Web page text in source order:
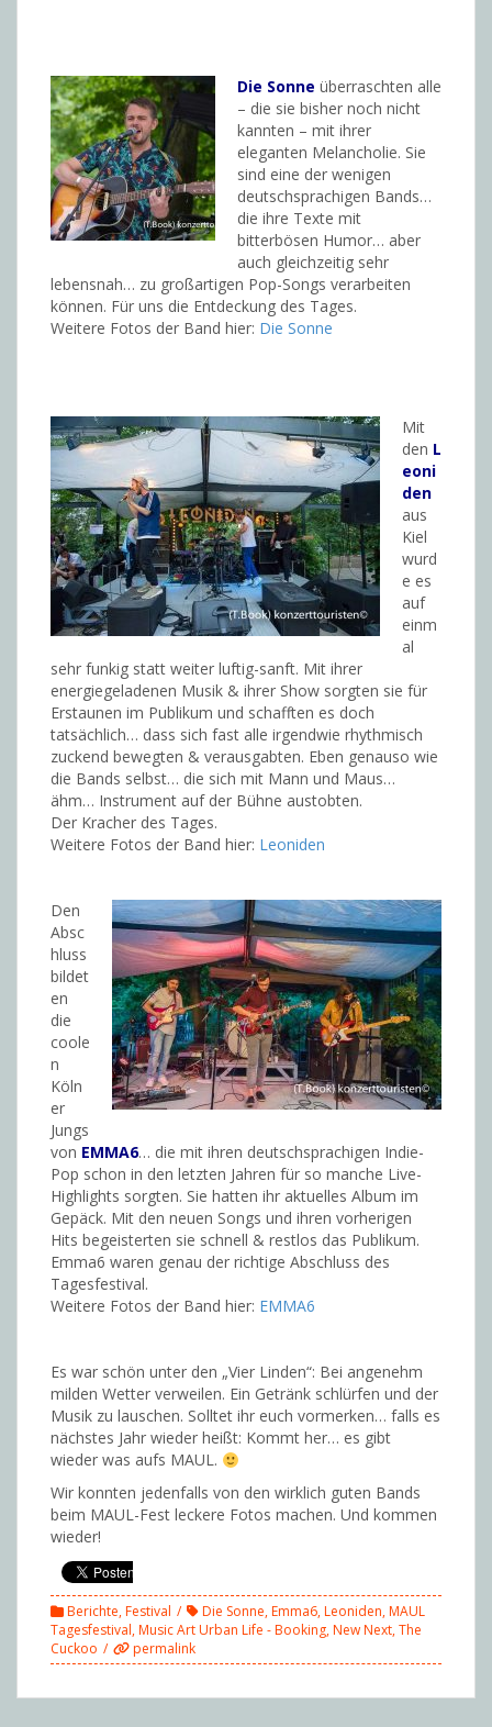
Die Sonne überraschten alle
– die sie bisher noch nicht
kannten – mit ihrer
eleganten Melancholie. Sie
sind eine der wenigen
deutschsprachigen Bands…
die ihre Texte mit
bitterbösen Humor… aber
auch gleichzeitig sehr
lebensnah… zu großartigen Pop-Songs verarbeiten
können. Für uns die Entdeckung des Tages.
Weitere Fotos der Band hier: Die Sonne
Mit
den L
eoni
den
aus
Kiel
wurd
e es
auf
einm
al
sehr funkig statt weiter luftig-sanft. Mit ihrer
energiegeladenen Musik & ihrer Show sorgten sie für
Erstaunen im Publikum und schafften es doch
tatsächlich… dass sich fast alle irgendwie rhythmisch
zuckend bewegten & verausgabten. Eben genauso wie
die Bands selbst… die sich mit Mann und Maus…
ähm… Instrument auf der Bühne austobten.
Der Kracher des Tages.
Weitere Fotos der Band hier: Leoniden
Den
Absc
hluss
bildet
en
die
coole
n
Köln
er
Jungs
von EMMA6… die mit ihren deutschsprachigen Indie-
Pop schon in den letzten Jahren für so manche Live-
Highlights sorgten. Sie hatten ihr aktuelles Album im
Gepäck. Mit den neuen Songs und ihren vorherigen
Hits begeisterten sie schnell & restlos das Publikum.
Emma6 waren genau der richtige Abschluss des
Tagesfestival.
Weitere Fotos der Band hier: EMMA6
Es war schön unter den „Vier Linden“: Bei angenehm
milden Wetter verweilen. Ein Getränk schlürfen und der
Musik zu lauschen. Solltet ihr euch vormerken… falls es
nächstes Jahr wieder heißt: Kommt her… es gibt
wieder was aufs MAUL.
Wir konnten jedenfalls von den wirklich guten Bands
beim MAUL-Fest leckere Fotos machen. Und kommen
wieder!
Berichte,Festival Die Sonne,Emma6,Leoniden,MAUL
Tagesfestival,Music Art Urban Life - Booking,New Next,The
Cuckoo
permalink